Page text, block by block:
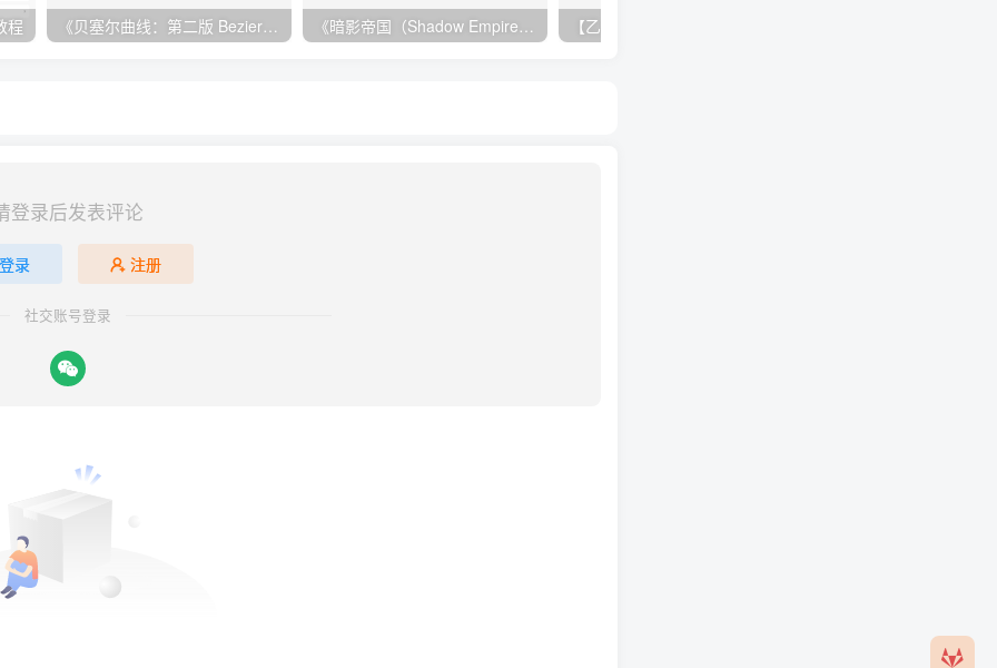
程 《贝塞尔曲线：第二版 Bezier: Second Edition》Switch英文版NSZ下载 《暗影帝国（Shadow Empire）》集成共和国DLC [英文]
登录后发表评论
登录 注册
社交账号登录